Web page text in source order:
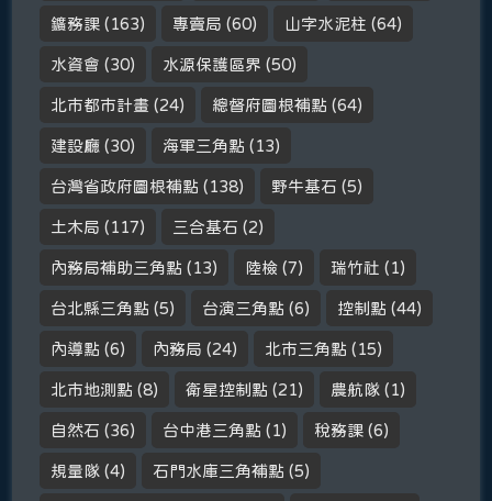
鑛務課 (163) 專賣局 (60) 山字水泥柱 (64)
水資會 (30) 水源保護區界 (50)
北市都市計畫 (24) 總督府圖根補點 (64)
建設廳 (30) 海軍三角點 (13)
台灣省政府圖根補點 (138) 野牛基石 (5)
土木局 (117) 三合基石 (2)
內務局補助三角點 (13) 陸檢 (7) 瑞竹社 (1)
台北縣三角點 (5) 台演三角點 (6) 控制點 (44)
內導點 (6) 內務局 (24) 北市三角點 (15)
北市地測點 (8) 衛星控制點 (21) 農航隊 (1)
自然石 (36) 台中港三角點 (1) 稅務課 (6)
規量隊 (4) 石門水庫三角補點 (5)